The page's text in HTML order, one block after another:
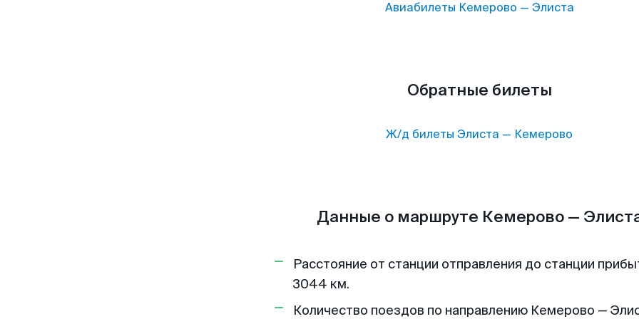
Авиабилеты Кемерово — Элиста
Обратные билеты
Ж/д билеты Элиста — Кемерово
Данные о маршруте Кемерово —
Расстояние от станции отправления до станции
3044 км.
Количество поездов по направлению Кемерово —